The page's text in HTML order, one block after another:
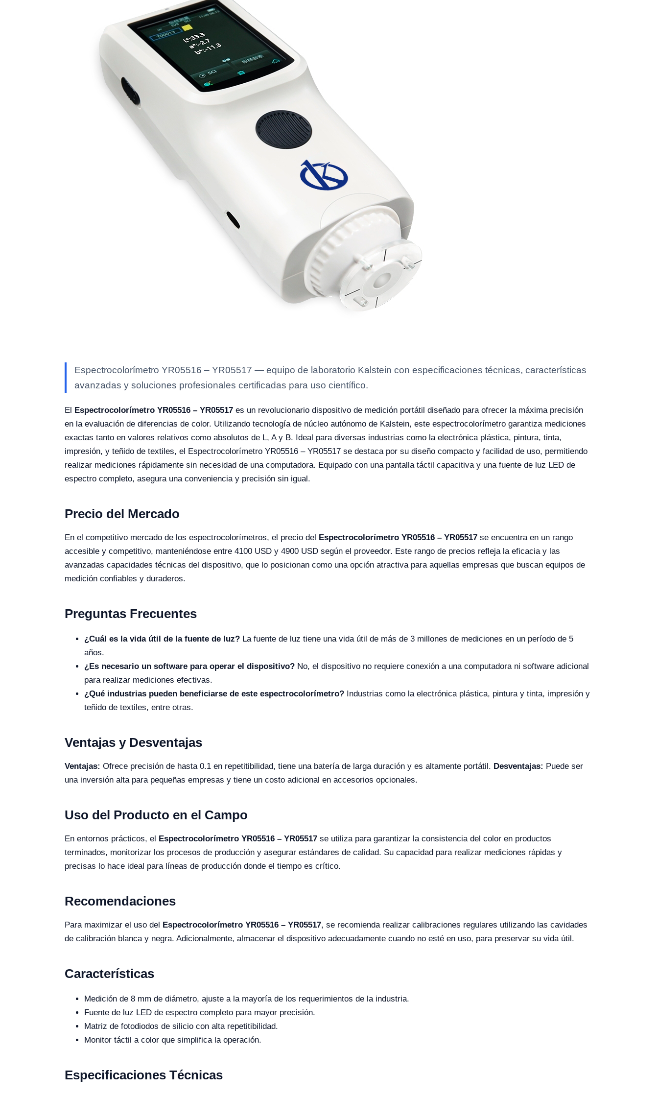
Espectrocolorímetro YR05516 – YR05517 — equipo de laboratorio Kalstein con especificaciones técnicas, características
avanzadas y soluciones profesionales certificadas para uso científico.
El Espectrocolorímetro YR05516 – YR05517 es un revolucionario dispositivo de medición portátil diseñado para ofrecer la máxima precisión
en la evaluación de diferencias de color. Utilizando tecnología de núcleo autónomo de Kalstein, este espectrocolorímetro garantiza mediciones
exactas tanto en valores relativos como absolutos de L, A y B. Ideal para diversas industrias como la electrónica plástica, pintura, tinta,
impresión, y teñido de textiles, el Espectrocolorímetro YR05516 – YR05517 se destaca por su diseño compacto y facilidad de uso, permitiendo
realizar mediciones rápidamente sin necesidad de una computadora. Equipado con una pantalla táctil capacitiva y una fuente de luz LED de
espectro completo, asegura una conveniencia y precisión sin igual.
Precio del Mercado
En el competitivo mercado de los espectrocolorímetros, el precio del Espectrocolorímetro YR05516 – YR05517 se encuentra en un rango
accesible y competitivo, manteniéndose entre 4100 USD y 4900 USD según el proveedor. Este rango de precios refleja la eficacia y las
avanzadas capacidades técnicas del dispositivo, que lo posicionan como una opción atractiva para aquellas empresas que buscan equipos de
medición confiables y duraderos.
Preguntas Frecuentes
¿Cuál es la vida útil de la fuente de luz? La fuente de luz tiene una vida útil de más de 3 millones de mediciones en un período de 5
años.
¿Es necesario un software para operar el dispositivo? No, el dispositivo no requiere conexión a una computadora ni software adicional
para realizar mediciones efectivas.
¿Qué industrias pueden beneficiarse de este espectrocolorímetro? Industrias como la electrónica plástica, pintura y tinta, impresión y
teñido de textiles, entre otras.
Ventajas y Desventajas
Ventajas: Ofrece precisión de hasta 0.1 en repetitibilidad, tiene una batería de larga duración y es altamente portátil. Desventajas: Puede ser
una inversión alta para pequeñas empresas y tiene un costo adicional en accesorios opcionales.
Uso del Producto en el Campo
En entornos prácticos, el Espectrocolorímetro YR05516 – YR05517 se utiliza para garantizar la consistencia del color en productos
terminados, monitorizar los procesos de producción y asegurar estándares de calidad. Su capacidad para realizar mediciones rápidas y
precisas lo hace ideal para líneas de producción donde el tiempo es crítico.
Recomendaciones
Para maximizar el uso del Espectrocolorímetro YR05516 – YR05517, se recomienda realizar calibraciones regulares utilizando las cavidades
de calibración blanca y negra. Adicionalmente, almacenar el dispositivo adecuadamente cuando no esté en uso, para preservar su vida útil.
Características
Medición de 8 mm de diámetro, ajuste a la mayoría de los requerimientos de la industria.
Fuente de luz LED de espectro completo para mayor precisión.
Matriz de fotodiodos de silicio con alta repetitibilidad.
Monitor táctil a color que simplifica la operación.
Especificaciones Técnicas